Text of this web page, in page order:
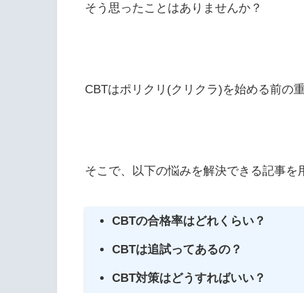
そう思ったことはありませんか？
CBTはポリクリ(クリクラ)を始める前の
そこで、以下の悩みを解決できる記事を
CBTの合格率はどれくらい？
CBTは追試ってあるの？
CBT対策はどうすればいい？